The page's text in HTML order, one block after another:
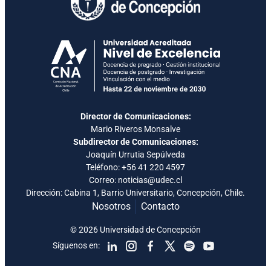
Director de Comunicaciones:
Mario Riveros Monsalve
Subdirector de Comunicaciones:
Joaquín Urrutia Sepúlveda
Teléfono:+56 41 220 4597
Correo: noticias@udec.cl
Dirección: Cabina 1, Barrio Universitario, Concepción, Chile.
Nosotros Contacto
Síguenos en:
© 2026 Universidad de Concepción